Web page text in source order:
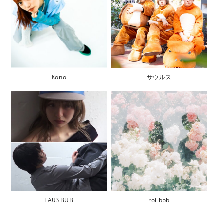
Kono サウルス
LAUSBUB roi bob